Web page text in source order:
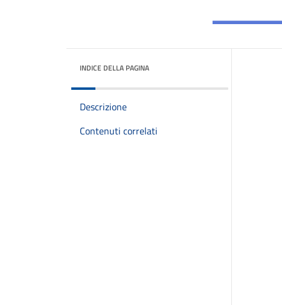
INDICE DELLA PAGINA
Descrizione
Contenuti correlati